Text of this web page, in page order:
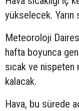
yükselecek.
Meteoroloji
hafta boyunca
sıcak ve nispeten
kalacak.
Hava, bu sürede